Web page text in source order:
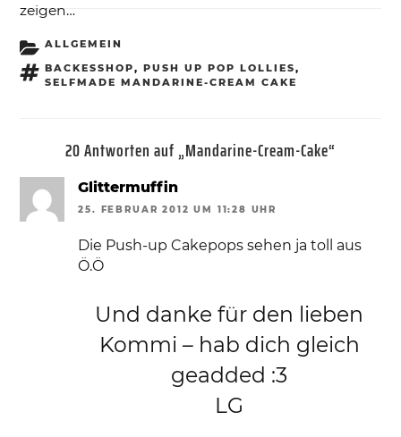
zeigen…
KATEGORIEN
ALLGEMEIN
SCHLAGWÖRTER
BACKESSHOP, PUSH UP POP LOLLIES,
SELFMADE MANDARINE-CREAM CAKE
20 Antworten auf „Mandarine-Cream-Cake“
Glittermuffin
25. FEBRUAR 2012 UM 11:28 UHR
Die Push-up Cakepops sehen ja toll aus
Ö.Ö
Und danke für den lieben
Kommi – hab dich gleich
geadded :3
LG